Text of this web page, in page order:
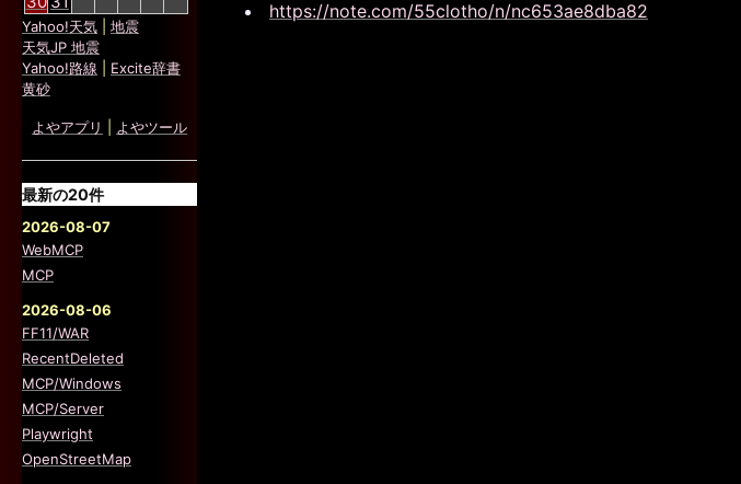
https://note.com/55clotho/n/nc653ae8dba82
Yahoo!天気
地震
天気JP 地震
Yahoo!路線
Excite辞書
黄砂
よやアプリ よやツール
最新の20件
2026-08-07
WebMCP
MCP
2026-08-06
FF11/WAR
RecentDeleted
MCP/Windows
MCP/Server
Playwright
OpenStreetMap